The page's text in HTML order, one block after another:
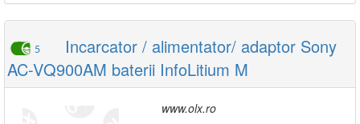
5
Incarcator / alimentator/ adaptor Sony
AC-VQ900AM baterii InfoLitium M
www.olx.ro